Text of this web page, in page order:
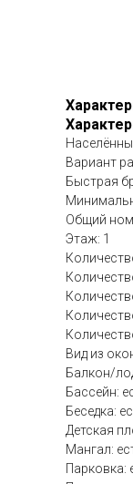
Вариант
Быстрая
Общий
Этаж: 1
Вид из
Балкон/
Бассейн:
Беседка:
Детская
Мангал:
Парковка: